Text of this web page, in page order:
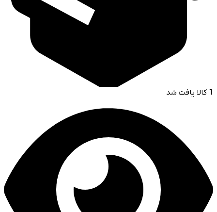
1 کالا یافت شد